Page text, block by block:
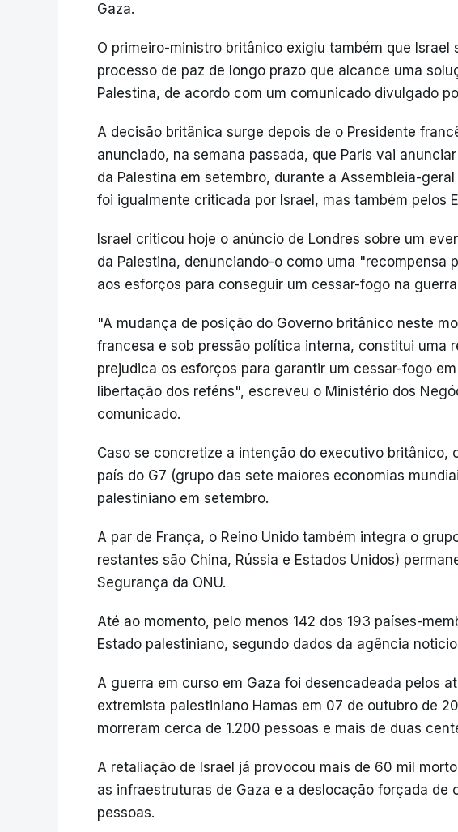
Gaza.
O primeiro-ministro britânico exigiu também que Israel
processo de paz de longo prazo que alcance uma
Palestina, de acordo com um comunicado divulgado
A decisão britânica surge depois de o Presidente
anunciado, na semana passada, que Paris vai
da Palestina em setembro, durante a Assembleia-
foi igualmente criticada por Israel, mas também pelos
Israel criticou hoje o anúncio de Londres sobre um
da Palestina, denunciando-o como uma "recompensa
aos esforços para conseguir um cessar-fogo na
"A mudança de posição do Governo britânico neste
francesa e sob pressão política interna, constitui uma
prejudica os esforços para garantir um cessar-fogo
libertação dos reféns", escreveu o Ministério dos
comunicado.
Caso se concretize a intenção do executivo britânico,
país do G7 (grupo das sete maiores economias
palestiniano em setembro.
A par de França, o Reino Unido também integra o
restantes são China, Rússia e Estados Unidos)
Segurança da ONU.
Até ao momento, pelo menos 142 dos 193 países-
Estado palestiniano, segundo dados da agência
A guerra em curso em Gaza foi desencadeada pelos
extremista palestiniano Hamas em 07 de outubro de
morreram cerca de 1.200 pessoas e mais de duas
A retaliação de Israel já provocou mais de 60 mil
as infraestruturas de Gaza e a deslocação forçada de
pessoas.